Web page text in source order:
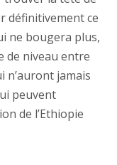
définitivement ce
ne bougera plus,
de niveau entre
n’auront jamais
peuvent
de l’Ethiopie